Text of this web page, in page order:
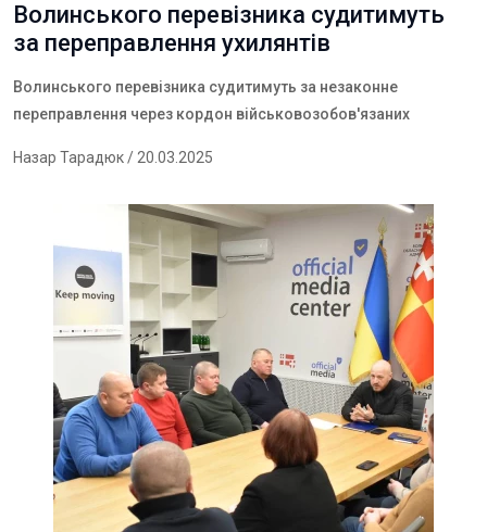
Волинського перевізника судитимуть
за переправлення ухилянтів
Волинського перевізника судитимуть за незаконне
переправлення через кордон військовозобов'язаних
Назар Тарадюк/ 20.03.2025